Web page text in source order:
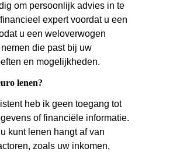
om persoonlijk advies in te
expert voordat u een
u een weloverwogen
die past bij uw
en mogelijkheden.
lenen?
heb ik geen toegang tot
of financiële informatie.
kunt lenen hangt af van
zoals uw inkomen,